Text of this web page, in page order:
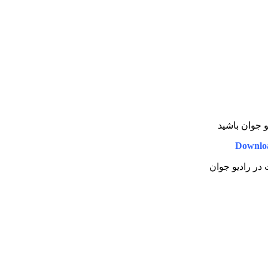
جوان باشید
در رادیو جوان